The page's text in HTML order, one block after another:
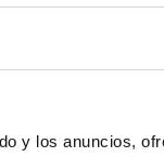
y los anuncios,